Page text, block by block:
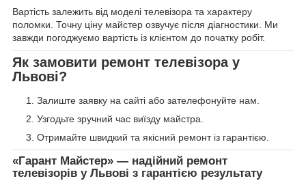
Вартість залежить від моделі телевізора та характеру
поломки. Точну ціну майстер озвучує після діагностики. Ми
завжди погоджуємо вартість із клієнтом до початку робіт.
Як замовити ремонт телевізора у
Львові?
Залиште заявку на сайті або зателефонуйте нам.
Узгодьте зручний час виїзду майстра.
Отримайте швидкий та якісний ремонт із гарантією.
«Гарант Майстер» — надійний ремонт
телевізорів у Львові з гарантією результату